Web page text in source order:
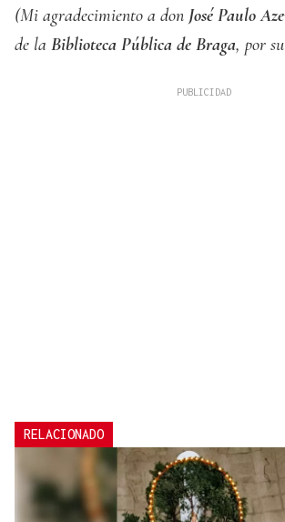
(Mi agradecimiento a don José Paulo
de la Biblioteca Pública de Braga, por
RELACIONADO